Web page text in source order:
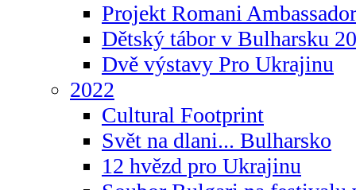
Projekt Romani
Dětský tábor v Bulharsku
Dvě výstavy Pro Ukrajinu
2022
Cultural Footprint
Svět na dlani... Bulharsko
12 hvězd pro Ukrajinu